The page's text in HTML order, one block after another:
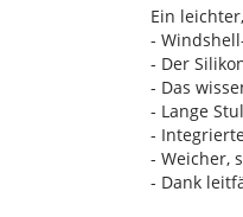
Ein
-
- Der
- Das
- Lange
-
- Weicher,
- Dank